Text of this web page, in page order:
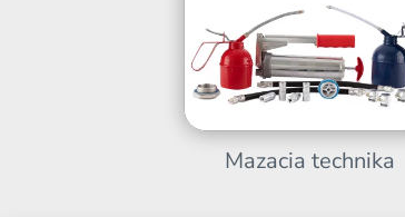
Mazacia technika